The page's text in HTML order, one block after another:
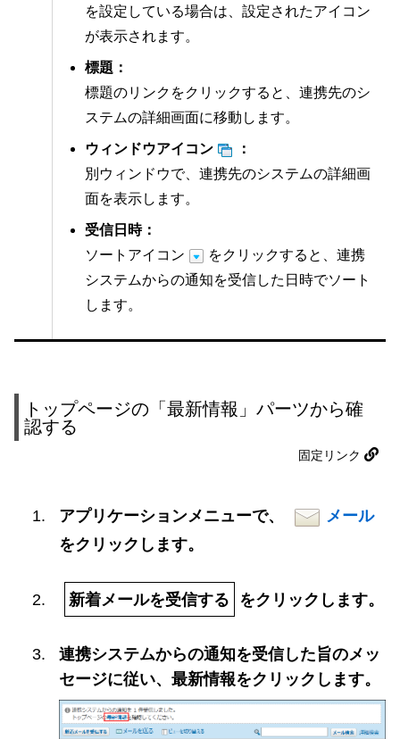
を設定している場合は、設定されたアイコン
が表示されます。
標題：
標題のリンクをクリックすると、連携先のシ
ステムの詳細画面に移動します。
ウィンドウアイコン
：
別ウィンドウで、連携先のシステムの詳細画
面を表示します。
受信日時：
ソートアイコン
をクリックすると、連携
システムからの通知を受信した日時でソート
します。
トップページの「最新情報」パーツから確
認する
固定リンク
アプリケーションメニューで、
メール
をクリックします。
新着メールを受信する をクリックします。
連携システムからの通知を受信した旨のメッ
セージに従い、最新情報をクリックします。